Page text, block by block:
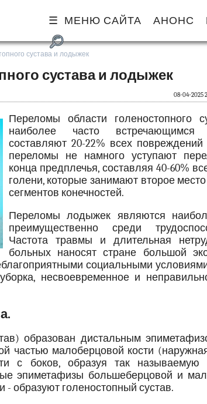
МЕНЮ САЙТА АНОНС
сустава и лодыжек
сустава и лодыжек
08-04-2025
Переломы области голеностопного
наиболее часто
составляют 20-22% всех повреждений
переломы не намного уступают
конца предплечья, составляя 40-60%
голени, которые занимают второе
сегментов конечностей.
Переломы лодыжек являются
преимущественно среди
Частота травмы и длительная
больных наносят стране большой
социальными
несвоевременное и
образован дистальным
частью малоберцовой кости
с боков, образуя так называемую
эпиметафизы большеберцовой и
образуют голеностопный сустав.